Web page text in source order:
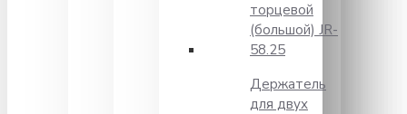
торцевой
(большой) JR-
58.25
Держатель
для двух